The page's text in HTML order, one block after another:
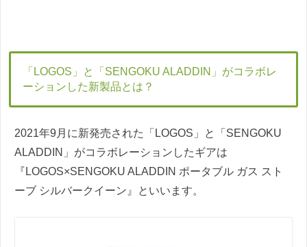
「LOGOS」と「SENGOKU ALADDIN」がコラボレ
ーションした新製品とは？
2021年9月に新発売された「LOGOS」と「SENGOKU
ALADDIN」がコラボレーションしたギアは
『LOGOS×SENGOKU ALADDIN ポータブル ガス スト
ーブ シルバークイーン』といいます。